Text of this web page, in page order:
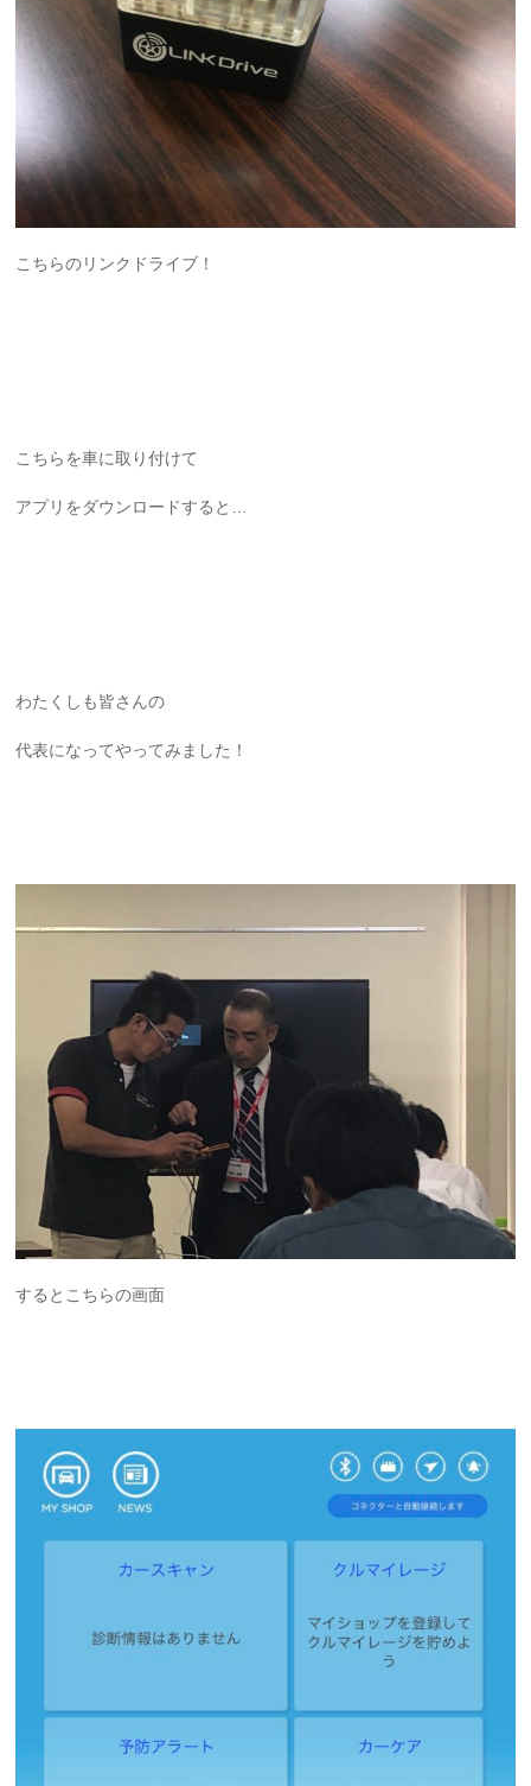
こちらのリンクドライブ！
こちらを車に取り付けて
アプリをダウンロードすると…
わたくしも皆さんの
代表になってやってみました！
するとこちらの画面